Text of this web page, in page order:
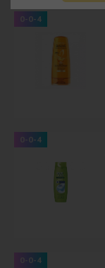
0-0-4
0-0-4
0-0-4